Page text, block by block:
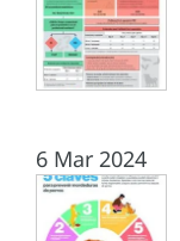
6 Mar 2024